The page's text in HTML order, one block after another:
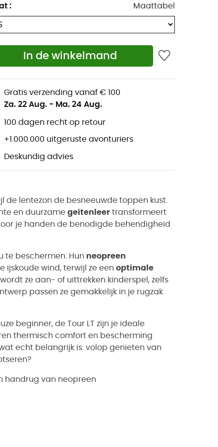
: Maattabel
In de winkelmand
Gratis verzending vanaf € 100
Za. 22 Aug. - Ma. 24 Aug.
100 dagen recht op retour
+1.000.000 uitgeruste avonturiers
Deskundig advies
de lentezon de besneeuwde toppen kust.
en duurzame geitenleer transformeert
je handen de benodigde behendigheid
te beschermen. Hun neopreen
ijskoude wind, terwijl ze een optimale
ze aan- of uittrekken kinderspel, zelfs
passen ze gemakkelijk in je rugzak
beginner, de Tour LT zijn je ideale
thermisch comfort en bescherming
echt belangrijk is: volop genieten van
handrug van neopreen